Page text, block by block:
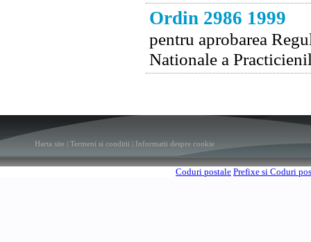
Ordin 2986 1999
pentru aprobarea
Nationale a
Harta site Termeni si conditii Informatii despre cookie
Coduri postale Prefixe si Coduri